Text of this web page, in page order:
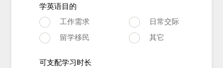
学英语目的
工作需求
日常交际
留学移民
其它
可支配学习时长